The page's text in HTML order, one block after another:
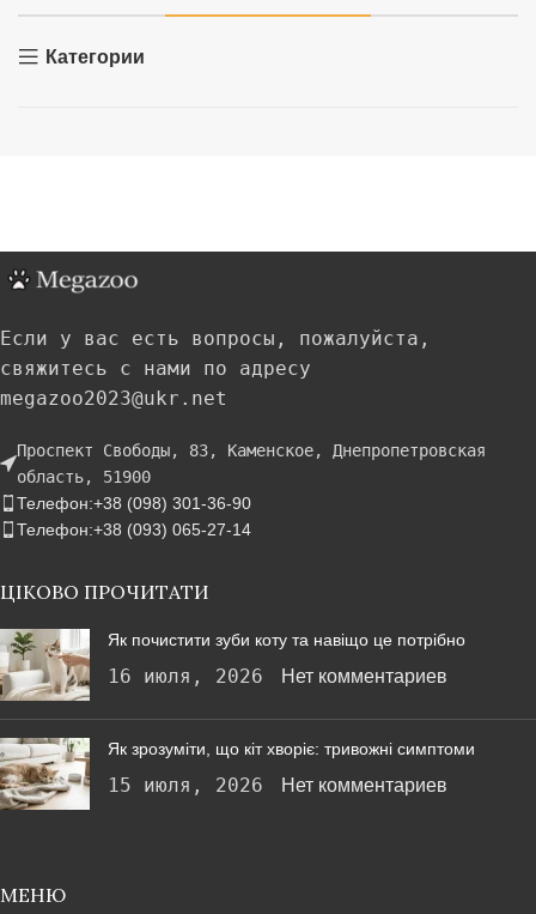
Категории
Если у вас есть вопросы, пожалуйста,
свяжитесь с нами по адресу
megazoo2023@ukr.net
Проспект Свободы, 83, Каменское, Днепропетровская
область, 51900
Телефон:+38 (098) 301-36-90
Телефон:+38 (093) 065-27-14
ЦІКОВО ПРОЧИТАТИ
Як почистити зуби коту та навіщо це потрібно
16 июля, 2026 Нет комментариев
Як зрозуміти, що кіт хворіє: тривожні симптоми
15 июля, 2026 Нет комментариев
МЕНЮ